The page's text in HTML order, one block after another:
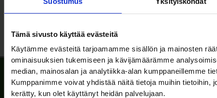
Tämä sivusto käyttää evästeitä
Käytämme evästeitä tarjoamamme sisällön ja mainosten
ominaisuuksien tukemiseen ja kävijämäärämme
median, mainosalan ja analytiikka-alan kumppaneillemme
Kumppanimme voivat yhdistää näitä tietoja muihin tietoihin,
kerätty, kun olet käyttänyt heidän palvelujaan.
LISÄÄ TUOTTEITA
Luotettava yhteistyökumppanisi ensiapuvalmiuteen vuosien